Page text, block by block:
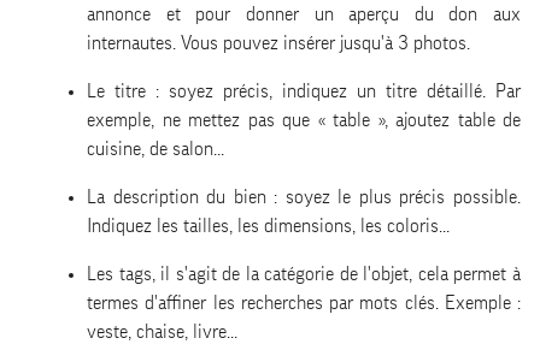
annonce et pour donner un aperçu du don aux
internautes. Vous pouvez insérer jusqu'à 3 photos.
Le titre : soyez précis, indiquez un titre détaillé. Par
exemple, ne mettez pas que « table », ajoutez table de
cuisine, de salon...
La description du bien : soyez le plus précis possible.
Indiquez les tailles, les dimensions, les coloris...
Les tags, il s'agit de la catégorie de l'objet, cela permet à
termes d'affiner les recherches par mots clés. Exemple :
veste, chaise, livre...